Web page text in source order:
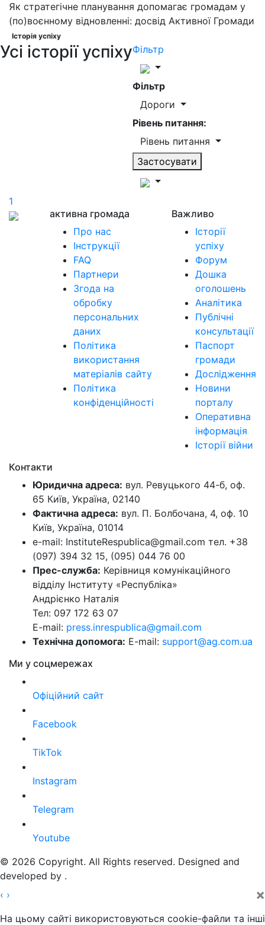
Як стратегічне планування допомагає громадам у
(по)воєнному відновленні: досвід Активної Громади
Історія успіху
Усі історії успіхуФільтр
Фільтр
Дороги
Рівень питання:
Рівень питання
Застосувати
1
активна громада
Про нас
Інструкції
FAQ
Партнери
Згода на
обробку
персональних
даних
Політика
використання
матеріалів сайту
Політика
конфіденційності
Важливо
Історії
успіху
Форум
Дошка
оголошень
Аналітика
Публічні
консультації
Паспорт
громади
Дослідження
Новини
порталу
Оперативна
інформація
Історії війни
Контакти
Юридична адреса: вул. Ревуцького 44-б, оф.
65 Київ, Україна, 02140
Фактична адреса: вул. П. Болбочана, 4, оф. 10
Київ, Україна, 01014
e-mail: InstituteRespublica@gmail.com тел. +38
(097) 394 32 15, (095) 044 76 00
Прес-служба: Керівниця комунікаційного
відділу Інституту «Республіка»
Андрієнко Наталія
Тел: 097 172 63 07
E-mail: press.inrespublica@gmail.com
Технічна допомога: E-mail: support@ag.com.ua
Ми у соцмережах
Офіційний сайт
Facebook
TikTok
Instagram
Telegram
Youtube
© 2026 Copyright. All Rights reserved. Designed and
developed by .
‹ › ×
На цьому сайті використовуються cookie-файли та інші